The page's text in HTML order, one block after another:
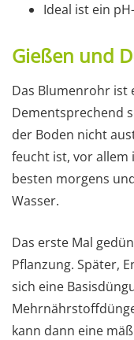
Ideal ist ein
Gießen und
Das Blumenrohr ist
Dementsprechend
der Boden nicht
feucht ist, vor allem
besten morgens
Wasser.
Das erste Mal
Pflanzung. Später,
sich eine
kann dann eine